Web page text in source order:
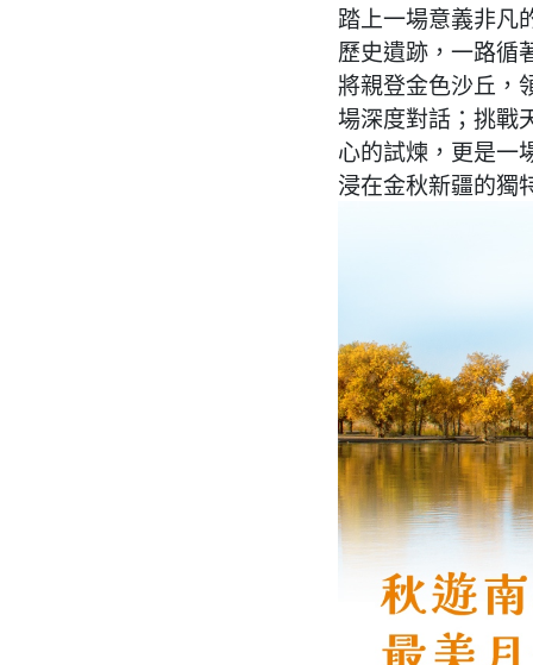
踏上一場意義非凡
歷史遺跡，一路循
將親登金色沙丘，
場深度對話；挑戰
心的試煉，更是一
浸在金秋新疆的獨